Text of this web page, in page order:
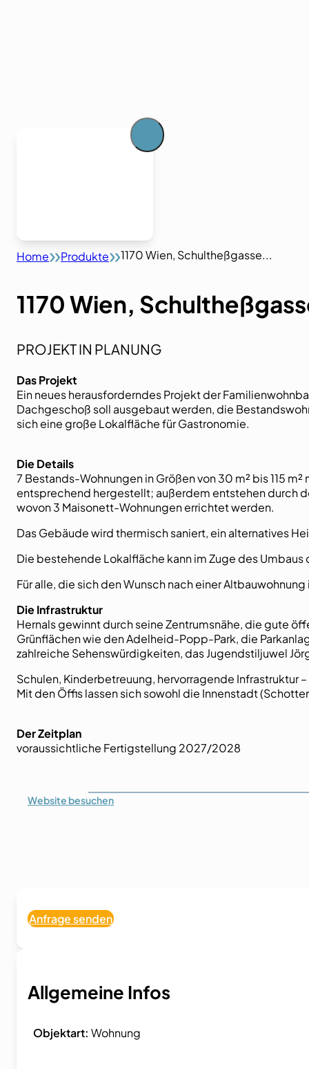
Home Produkte 1170 Wien, Schultheßgasse...
1170 Wien,
PROJEKT IN PLANUNG
Das Projekt
Ein neues herausforderndes Projekt der
Dachgeschoß soll ausgebaut werden, die
sich eine große Lokalfläche für Gastronomie.
Die Details
7 Bestands-Wohnungen in Größen von 30 m² bis 115
entsprechend hergestellt; außerdem entstehen durch
wovon 3 Maisonett-Wohnungen errichtet werden.
Das Gebäude wird thermisch saniert, ein alternatives
Die bestehende Lokalfläche kann im Zuge des
Für alle, die sich den Wunsch nach einer
Die Infrastruktur
Hernals gewinnt durch seine Zentrumsnähe, die gute
Grünflächen wie den Adelheid-Popp-Park, die
zahlreiche Sehenswürdigkeiten, das Jugendstiljuwel
Schulen, Kinderbetreuung, hervorragende Infrastruktur
Mit den Öffis lassen sich sowohl die Innenstadt
Der Zeitplan
voraussichtliche Fertigstellung 2027/2028
Website besuchen
Anfrage senden
Allgemeine Infos
Objektart: Wohnung